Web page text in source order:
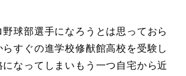
球部選手になろうとは思っておら
すぐの進学校修猷館高校を受験し
になってしまいもう一つ自宅から近